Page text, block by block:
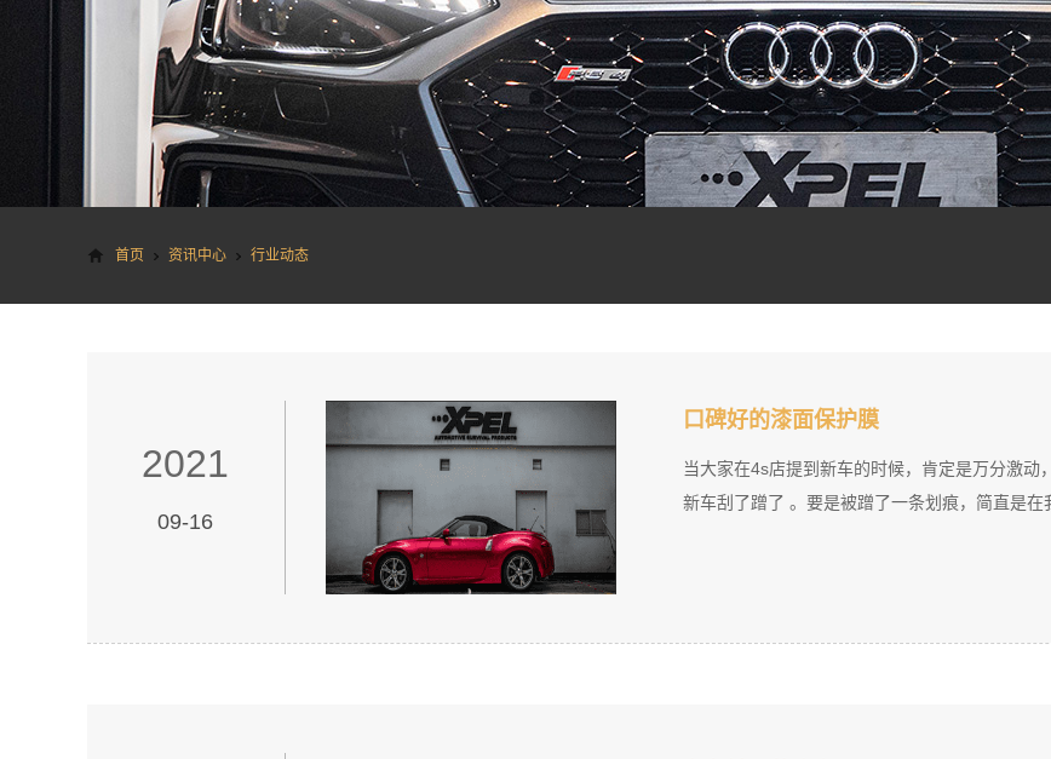
首页 资讯中心 行业动态
2021
09-16
口碑好的漆面保护膜
当大家在4s店提到新车的时候，肯定是万分激
新车刮了蹭了 。要是被蹭了一条划痕，简直是在